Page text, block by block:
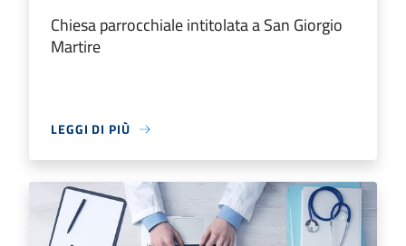
Chiesa parrocchiale intitolata a San Giorgio
Martire
LEGGI DI PIÙ